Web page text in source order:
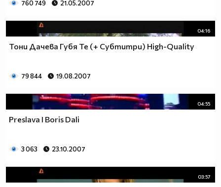
760 749 21.05.2007
04:16
Тони Дачева Губя Те (+ Субтитри) High-Quality
79 844 19.08.2007
04:55
Preslava I Boris Dali
3 063 23.10.2007
03:57